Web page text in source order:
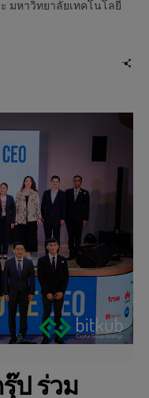
มหาวิทยาลัยเทคโนโลยี
ป ร่วม